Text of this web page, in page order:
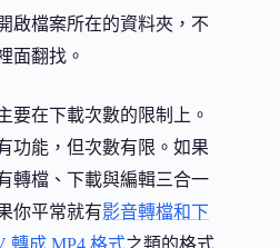
啟檔案所在的資料夾，不
面翻找。
要在下載次數的限制上。
功能，但次數有限。如果
轉檔、下載與編輯三合一
你平常就有影音轉檔和下